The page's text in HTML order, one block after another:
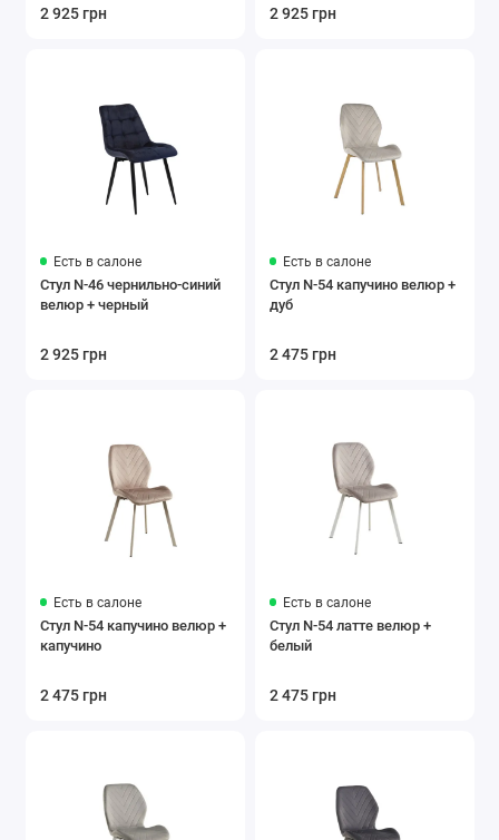
2 925 грн 2 925 грн
Есть в салоне
Стул N-46 чернильно-синий
велюр + черный
2 925 грн
Есть в салоне
Стул N-54 капучино велюр +
дуб
2 475 грн
Есть в салоне
Стул N-54 капучино велюр +
капучино
2 475 грн
Есть в салоне
Стул N-54 латте велюр +
белый
2 475 грн